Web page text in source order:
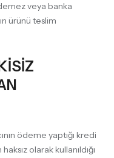
veya banka
ürünü teslim
ödeme yaptığı kredi
olarak kullanıldığı